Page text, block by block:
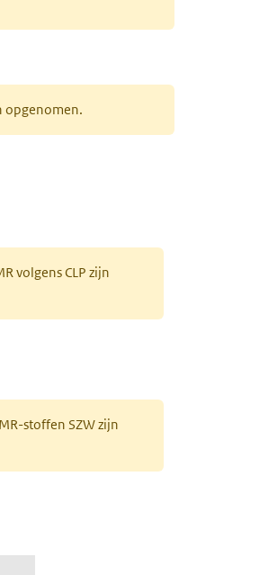
opgenomen.
volgens CLP zijn
stoffen SZW zijn